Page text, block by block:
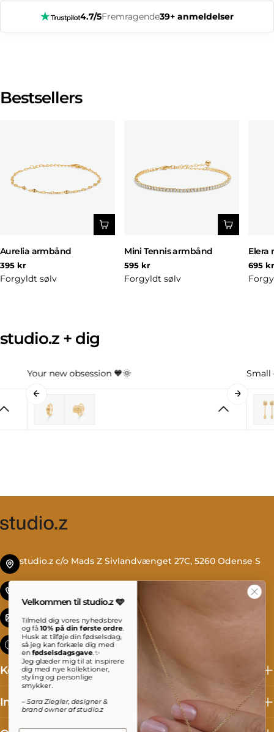
4.7/5Fremragende39+ anmeldelser
Bestsellers
Aurelia armbånd
Normal
pris
395 kr
Forgyldt sølv
Mini Tennis armbånd
Normal
pris
595 kr
Forgyldt sølv
Elera
pris
695
studio.z + dig
Your new obsession 🧡🌞 Small
studio.z c/o Mads Z Sivlandvænget 27C, 5260 Odense S
info@studioz.dk
Mandag til torsdag: 8 - 16 Fredag: 8 - 15:30
Kollektioner
Information
Velkommen til studio.z 🩵
Tilmeld dig vores nyhedsbrev
og få10% på din første ordre.
Husk at tilføje din fødselsdag,
så jeg kan forkæle dig med
enfødselsdagsgave.✨
Jeg glæder mig til at inspirere
dig med nye kollektioner,
styling og personlige
smykker.
– Sara Ziegler, designer &
brand owner af studio.z
Email